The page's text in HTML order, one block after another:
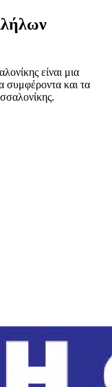
είναι μια
συμφέροντα και τα